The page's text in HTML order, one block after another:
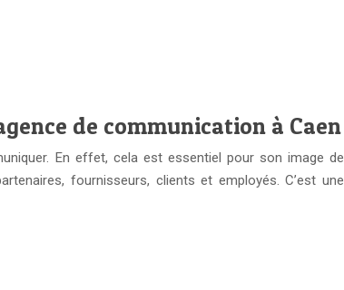
de communication à Caen
En effet, cela est essentiel pour son image de
fournisseurs, clients et employés. C’est une